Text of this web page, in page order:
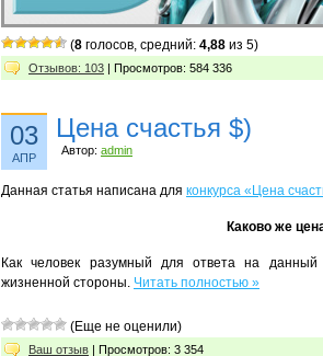
(8 голосов, средний: 4,88 из 5)
Отзывов: 103 | Просмотров: 584 336
03
АПР
Цена счастья $)
Автор: admin
Данная статья написана для конкурса «Цена
Каково же
Как человек разумный для ответа на
жизненной стороны. Читать полностью »
(Еще не оценили)
Ваш отзыв | Просмотров: 3 354